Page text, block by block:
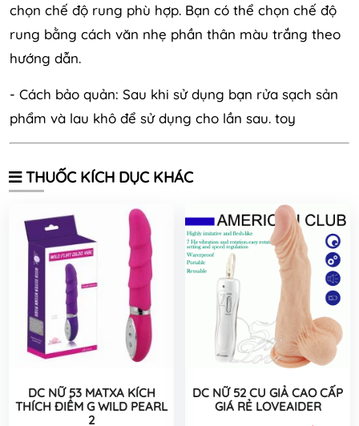
chọn chế độ rung phù hợp. Bạn có thể chọn chế độ
rung bằng cách văn nhẹ phần thân màu trắng theo
hướng dẫn.
- Cách bảo quản: Sau khi sử dụng bạn rửa sạch sản
phẩm và lau khô để sử dụng cho lần sau. toy
THUỐC KÍCH DỤC KHÁC
DC NỮ 53 MATXA KÍCH
THÍCH ĐIỂM G WILD PEARL
2
DC NỮ 52 CU GIẢ CAO CẤP
GIÁ RẺ LOVEAIDER